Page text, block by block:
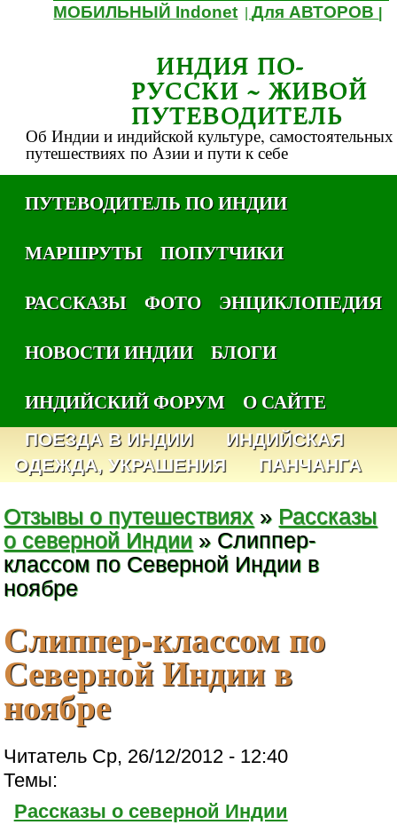
МОБИЛЬНЫЙ Indonet |Для АВТОРОВ
ИНДИЯ ПО-
РУССКИ ~ ЖИВОЙ
ПУТЕВОДИТЕЛЬ
Об Индии и индийской культуре, самостоятельных
путешествиях по Азии и пути к себе
ПУТЕВОДИТЕЛЬ ПО ИНДИИ
МАРШРУТЫ
ПОПУТЧИКИ
РАССКАЗЫ
ФОТО
ЭНЦИКЛОПЕДИЯ
НОВОСТИ ИНДИИ
БЛОГИ
ИНДИЙСКИЙ ФОРУМ
О САЙТЕ
ПОЕЗДА В ИНДИИ
ИНДИЙСКАЯ
ОДЕЖДА, УКРАШЕНИЯ
ПАНЧАНГА
Отзывы о путешествиях » Рассказы
о северной Индии » Слиппер-
классом по Северной Индии в
ноябре
Слиппер-классом по
Северной Индии в
ноябре
Читатель Ср, 26/12/2012 - 12:40
Темы:
Рассказы о северной Индии